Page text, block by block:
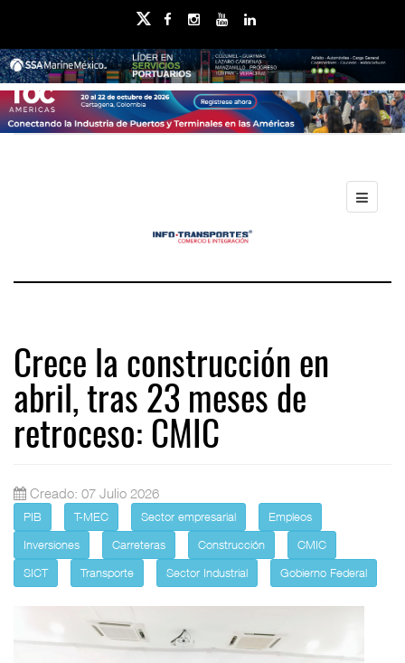
Crece la construcción en
abril, tras 23 meses de
retroceso: CMIC
Creado: 07 Julio 2026
PIB T-MEC Sector empresarial
Empleos
Inversiones
Carreteras Construcción
CMIC
SICT
Transporte Sector Industrial Gobierno Federal